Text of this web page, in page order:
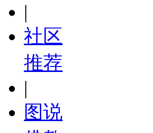
|
社区
推荐
|
图说